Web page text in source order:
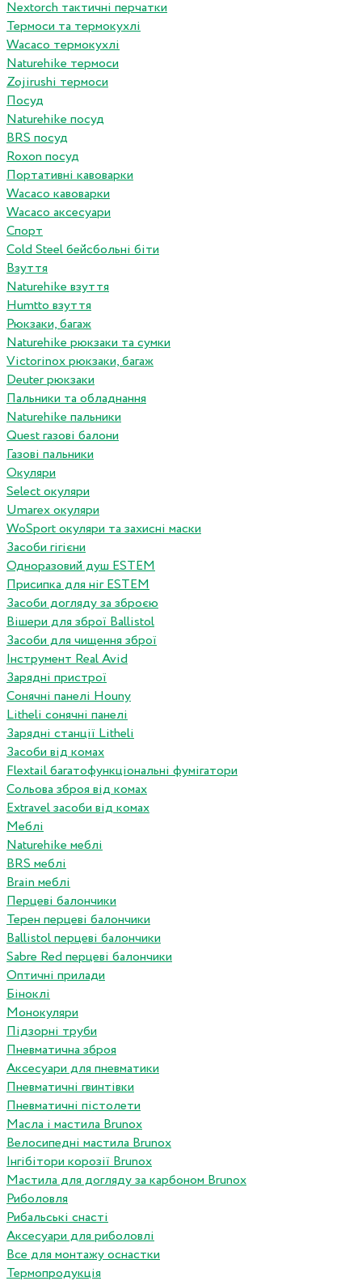
Nextorch тактичні перчатки
Термоси та термокухлі
Wacaco термокухлі
Naturehike термоси
Zojirushi термоси
Посуд
Naturehike посуд
BRS посуд
Roxon посуд
Портативні кавоварки
Wacaco кавоварки
Wacaco аксесуари
Спорт
Cold Steel бейсбольні біти
Взуття
Naturehike взуття
Humtto взуття
Рюкзаки, багаж
Naturehike рюкзаки та сумки
Victorinox рюкзаки, багаж
Deuter рюкзаки
Пальники та обладнання
Naturehike пальники
Quest газові балони
Газові пальники
Окуляри
Select окуляри
Umarex окуляри
WoSport окуляри та захисні маски
Засоби гігієни
Одноразовий душ ESTEM
Присипка для ніг ESTEM
Засоби догляду за зброєю
Вішери для зброї Ballistol
Засоби для чищення зброї
Інструмент Real Avid
Зарядні пристрої
Сонячні панелі Houny
Litheli сонячні панелі
Зарядні станції Litheli
Засоби від комах
Flextail багатофункціональні фумігатори
Сольова зброя від комах
Extravel засоби від комах
Меблі
Naturehike меблі
BRS меблі
Brain меблі
Перцеві балончики
Терен перцеві балончики
Ballistol перцеві балончики
Sabre Red перцеві балончики
Оптичні прилади
Біноклі
Монокуляри
Підзорні труби
Пневматична зброя
Аксесуари для пневматики
Пневматичні гвинтівки
Пневматичні пістолети
Масла і мастила Brunox
Велосипедні мастила Brunox
Інгібітори корозії Brunox
Мастила для догляду за карбоном Brunox
Риболовля
Рибальські снасті
Аксесуари для риболовлі
Все для монтажу оснастки
Термопродукція